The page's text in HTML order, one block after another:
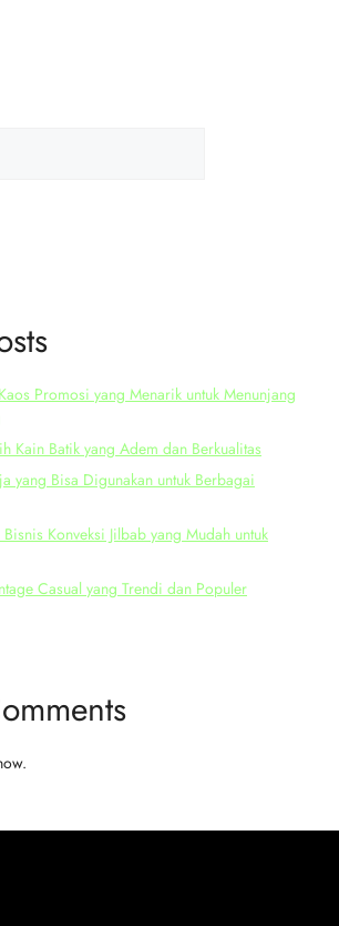
Promosi yang Menarik untuk Menunjang
Kain Batik yang Adem dan Berkualitas
yang Bisa Digunakan untuk Berbagai
Konveksi Jilbab yang Mudah untuk
Casual yang Trendi dan Populer